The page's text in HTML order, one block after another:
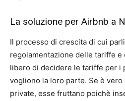
La soluzione per Airbnb a
Il processo di crescita di cui
regolamentazione delle tariffe e
libero di decidere le tariffe per i
vogliono la loro parte. Se è
private, esse fruttano poichè